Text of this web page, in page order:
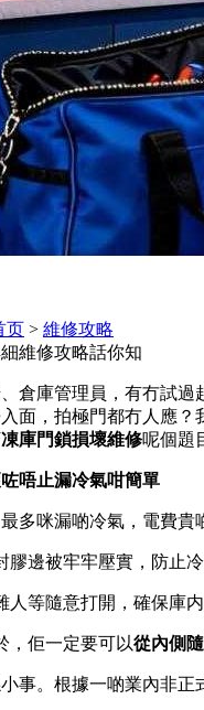
页 > 維修攻略
維修攻略話你知
倉庫管理員，有冇試
面，拍極門都冇人應
凍庫門鎖損壞維修呢個題
唔止漏冷氣咁簡單
多咪漏啲冷氣，電費
膠邊被牢牢壓實，防止
人等隨意打開，確保庫
，佢一定要可以從內側
事。根據一啲業內非